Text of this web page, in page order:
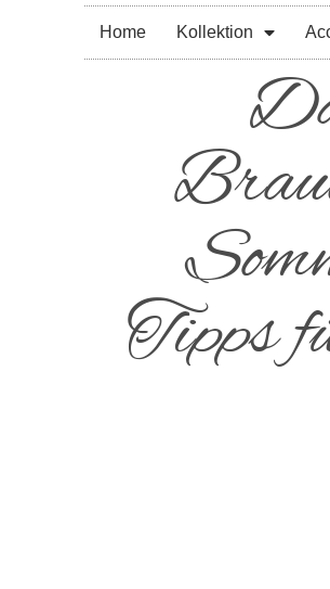
Home Kollektion
Tipps